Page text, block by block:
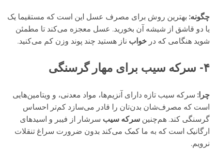
چگونه: بهترین روش برای مصرف عسل این است که مستقیما یک
یا دو قاشق از شیشه‌ آن بخورید. عسل معجزه می‌کند تا مطمئن
شوید هنگامی که در خواب ناز هستید چند پوند وزن کم می‌کنید.
۴- سرکه‌ سیب برای مهار گرسنگی
چرا: سرکه‌ سیب تازه دارای آنزیم‌ها، مواد معدنی، و ویتامین‌هایی
است که مصرف‌شان بدن‌تان را قادر می‌سازد کم‌تر احساس
گرسنگی کند. هم‌چنین سرکه‌ سیب سرشار از فیبر و اسیدهای
ارگانیک است که به ما کمک می‌کند بدون ضرورت سراغ تنقلات
نرویم.